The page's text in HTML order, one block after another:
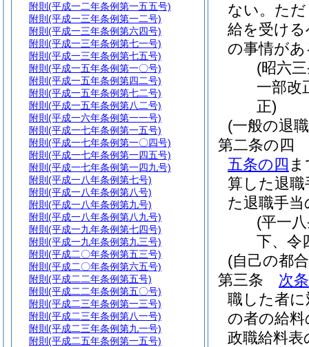
ない。 た
給を受け
の事情が
(昭六
一部改
正)
(一般の退
第二条の四
五条の四
算した退
た退職手
(平一
下、令
(自己の都
第三条
次条
職した者
の者の給料
政職給料
附則 (平成一二年条例第一五五号)
附則 (平成一三年条例第一二号)
附則 (平成一三年条例第六四号)
附則 (平成一三年条例第七一号)
附則 (平成一三年条例第七五号)
附則 (平成一五年条例第一〇号)
附則 (平成一五年条例第四二号)
附則 (平成一五年条例第七二号)
附則 (平成一五年条例第八二号)
附則 (平成一六年条例第一一号)
附則 (平成一七年条例第一五号)
附則 (平成一七年条例第一〇四号)
附則 (平成一七年条例第一四五号)
附則 (平成一七年条例第一四九号)
附則 (平成一八年条例第七号)
附則 (平成一八年条例第八号)
附則 (平成一八年条例第九号)
附則 (平成一八年条例第八九号)
附則 (平成一九年条例第七四号)
附則 (平成一九年条例第九三号)
附則 (平成二〇年条例第五三号)
附則 (平成二〇年条例第六五号)
附則 (平成二二年条例第五号)
附則 (平成二二年条例第五〇号)
附則 (平成二三年条例第一三号)
附則 (平成二三年条例第八一号)
附則 (平成二三年条例第九一号)
附則 (平成二五年条例第一五号)